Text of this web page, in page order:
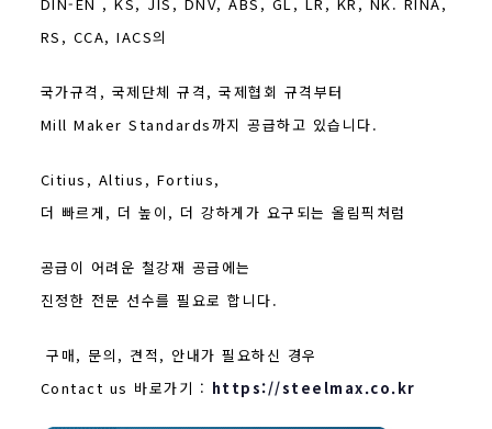
DIN-EN , KS, JIS, DNV, ABS, GL, LR, KR, NK. RINA,
RS, CCA, IACS의
국가규격, 국제단체 규격, 국제협회 규격부터
Mill Maker Standards까지 공급하고 있습니다.
Citius, Altius, Fortius,
더 빠르게, 더 높이, 더 강하게가 요구되는 올림픽처럼
공급이 어려운 철강재 공급에는
진정한 전문 선수를 필요로 합니다.
구매, 문의, 견적, 안내가 필요하신 경우
Contact us 바로가기 : https://steelmax.co.kr